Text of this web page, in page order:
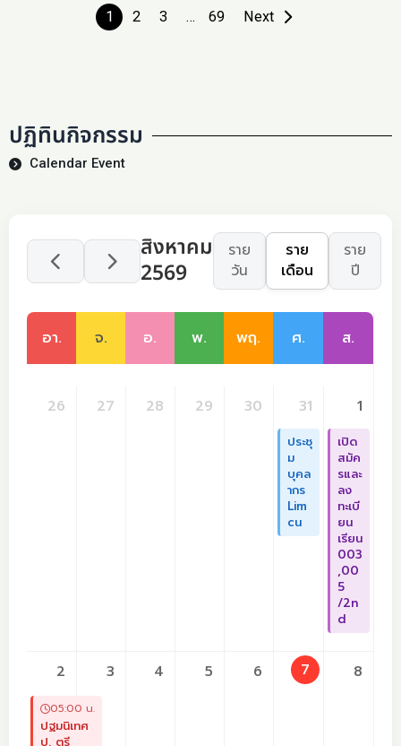
1 2 3 … 69 Next
ปฏิทินกิจกรรม
Calendar Event
สิงหาคม
2569
ราย
วัน
ราย
เดือน
ราย
ปี
อา. จ. อ. พ. พฤ. ศ. ส.
26 27 28 29 30 31
ประชุ
ม
บุคล
ากร
Lim
cu
1
เปิด
สมัค
รและ
ลง
ทะเบี
ยน
เรียน
003
,00
5
/2n
d
2
05:00 น.
ปฐมนิเทศ
3 4 5 6 7 8